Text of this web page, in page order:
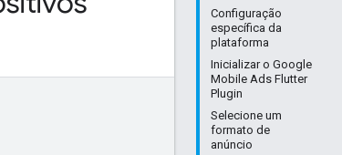
Configuração
específica da
plataforma
Inicializar o Google
Mobile Ads Flutter
Plugin
Selecione um
formato de
anúncio